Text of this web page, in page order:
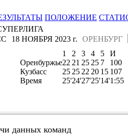
ПОЛОЖЕНИЕ
ОРЕНБУРГ
18 НОЯБРЯ 2023 г.
1 2 3 4 5
И
Оренбуржье22 21 25 25 7
100
Кузбасс
25 25 22 20 15 107
Время
25'24'27'25'14'1:55
данных команд